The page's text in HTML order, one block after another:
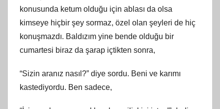
konusunda ketum olduğu için ablası da olsa
kimseye hiçbir şey sormaz, özel olan şeyleri de hiç
konuşmazdı. Baldızım yine bende olduğu bir
cumartesi biraz da şarap içtikten sonra,
“Sizin aranız nasıl?” diye sordu. Beni ve karımı
kastediyordu. Ben sadece,